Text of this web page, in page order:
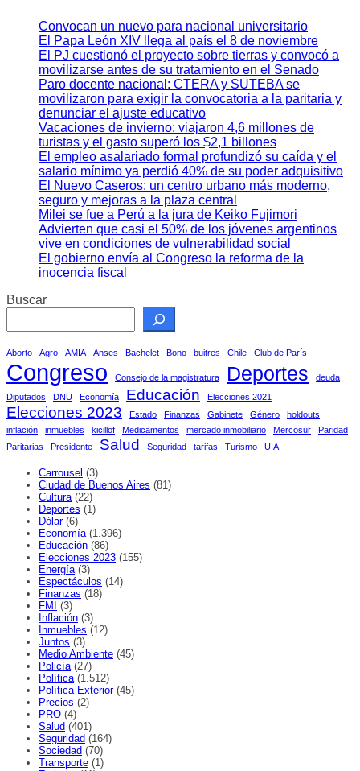
Convocan un nuevo para nacional universitario
El Papa León XIV llega al país el 8 de noviembre
El PJ cuestionó el proyecto sobre tierras y convocó a
movilizarse antes de su tratamiento en el Senado
Paro docente nacional: CTERA y SUTEBA se
movilizaron para exigir la convocatoria a la paritaria y
denunciar el ajuste educativo
Vacaciones de invierno: viajaron 4,6 millones de
turistas y el gasto superó los $2,1 billones
El empleo asalariado formal profundizó su caída y el
salario mínimo ya perdió 40% de su poder adquisitivo
El Nuevo Caseros: un centro urbano más moderno,
seguro y mejoras a la plaza central
Milei se fue a Perú a la jura de Keiko Fujimori
Advierten que casi el 50% de los jóvenes argentinos
vive en condiciones de vulnerabilidad social
El gobierno envía al Congreso la reforma de la
inocencia fiscal
Buscar
Aborto Agro AMIA Anses Bachelet Bono buitres Chile Club de París
Congreso Consejo de la magistratura Deportes
deuda
Diputados
DNU Economía Educación Elecciones 2021
Elecciones 2023 Estado Finanzas Gabinete Género
holdouts
inflación
inmuebles kicillof Medicamentos mercado inmobiliario Mercosur
Paridad
Paritarias
Presidente Salud Seguridad tarifas Turismo UIA
Carrousel (3)
Ciudad de Buenos Aires (81)
Cultura (22)
Deportes (1)
Dólar(6)
Economía (1.396)
Educación (86)
Elecciones 2023 (155)
Energía (3)
Espectáculos (14)
Finanzas (18)
FMI
(3)
Inflación (3)
Inmuebles (12)
Juntos (3)
Medio Ambiente (45)
Policía (27)
Política (1.512)
Política Exterior(45)
Precios (2)
PRO (4)
Salud (401)
Seguridad (164)
Sociedad (70)
Transporte (1)